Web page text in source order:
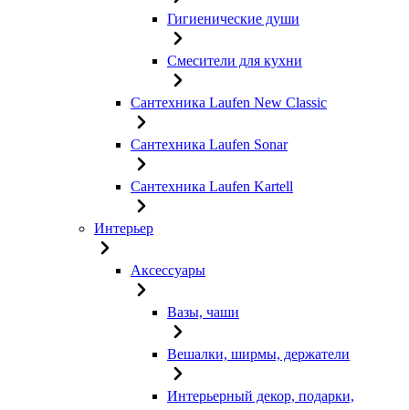
Гигиенические души
Смесители для кухни
Сантехника Laufen New Classic
Сантехника Laufen Sonar
Сантехника Laufen Kartell
Интерьер
Аксессуары
Вазы, чаши
Вешалки, ширмы, держатели
Интерьерный декор, подарки,